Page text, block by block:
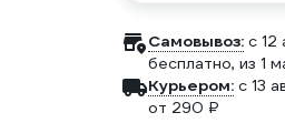
Самовывоз: c 12
бесплатно, из 1
Курьером: c 13
от 290 ₽